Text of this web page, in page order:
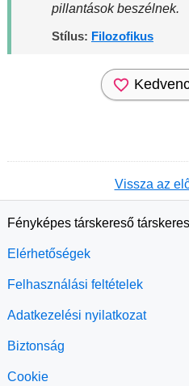
pillantások beszélnek.
Stílus: Filozofikus
Vissza az
Fényképes társkereső
Elérhetőségek
Felhasználási feltételek
Adatkezelési nyilatkozat
Biztonság
Cookie